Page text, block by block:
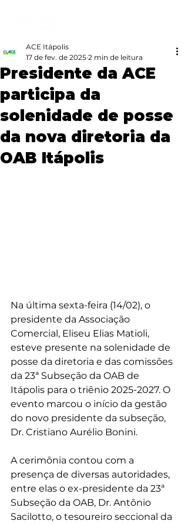
Presidente da ACE
participa da
solenidade de posse
da nova diretoria da
OAB Itápolis
ACE Itápolis
17 de fev. de 2025 2 min de leitura
Na última sexta-feira (14/02), o
presidente da Associação
Comercial, Eliseu Elias Matioli,
esteve presente na solenidade de
posse da diretoria e das comissões
da 23ª Subseção da OAB de
Itápolis para o triênio 2025-2027. O
evento marcou o início da gestão
do novo presidente da subseção,
Dr. Cristiano Aurélio Bonini.
A cerimônia contou com a
presença de diversas autoridades,
entre elas o ex-presidente da 23ª
Subseção da OAB, Dr. Antônio
Sacilotto, o tesoureiro seccional da